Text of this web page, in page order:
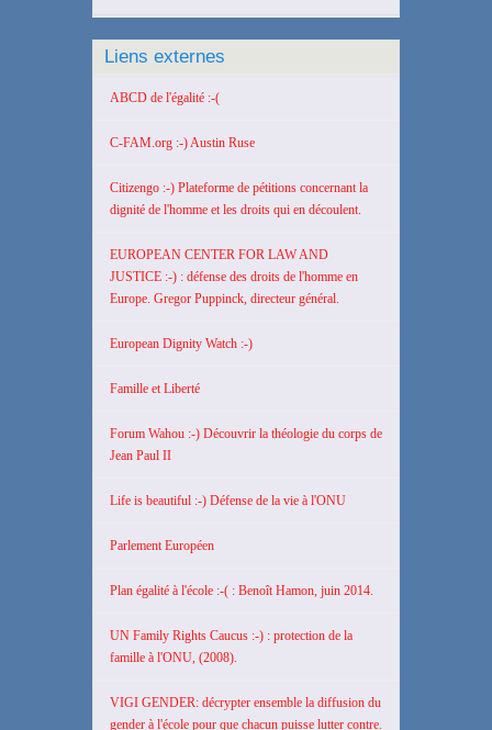
Liens externes
ABCD de l'égalité :-(
C-FAM.org :-) Austin Ruse
Citizengo :-) Plateforme de pétitions concernant la
dignité de l'homme et les droits qui en découlent.
EUROPEAN CENTER FOR LAW AND
JUSTICE :-) : défense des droits de l'homme en
Europe. Gregor Puppinck, directeur général.
European Dignity Watch :-)
Famille et Liberté
Forum Wahou :-) Découvrir la théologie du corps de
Jean Paul II
Life is beautiful :-) Défense de la vie à l'ONU
Parlement Européen
Plan égalité à l'école :-( : Benoît Hamon, juin 2014.
UN Family Rights Caucus :-) : protection de la
famille à l'ONU, (2008).
VIGI GENDER: décrypter ensemble la diffusion du
gender à l'école pour que chacun puisse lutter contre.